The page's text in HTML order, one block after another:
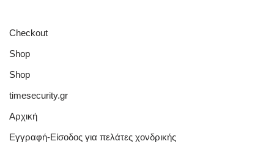
Checkout
Shop
Shop
timesecurity.gr
Αρχική
Εγγραφή-Είσοδος για πελάτες χονδρικής